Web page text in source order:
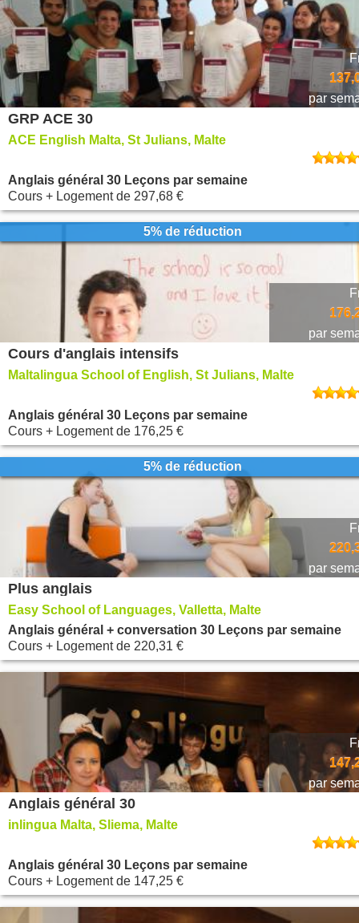
par
GRP ACE 30
ACE English Malta, St Julians, Malte
Anglais général 30 Leçons par semaine
Cours + Logementde 297,68 €
5% de réduction
par
Cours d'anglais intensifs
Maltalingua School of English, St Julians, Malte
Anglais général 30 Leçons par semaine
Cours + Logementde 176,25 €
5% de réduction
par
Plus anglais
Easy School of Languages, Valletta, Malte
Anglais général + conversation 30 Leçons par semaine
Cours + Logementde 220,31 €
par
Anglais général 30
inlingua Malta, Sliema, Malte
Anglais général 30 Leçons par semaine
Cours + Logementde 147,25 €